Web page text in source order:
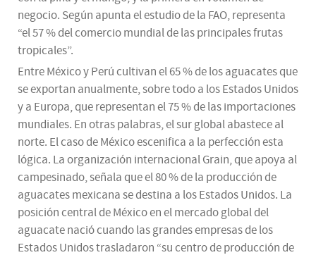
negocio. Según apunta el estudio de la FAO, representa
“el 57 % del comercio mundial de las principales frutas
tropicales”.
Entre México y Perú cultivan el 65 % de los aguacates que
se exportan anualmente, sobre todo a los Estados Unidos
y a Europa, que representan el 75 % de las importaciones
mundiales. En otras palabras, el sur global abastece al
norte. El caso de México escenifica a la perfección esta
lógica. La organización internacional Grain, que apoya al
campesinado, señala que el 80 % de la producción de
aguacates mexicana se destina a los Estados Unidos. La
posición central de México en el mercado global del
aguacate nació cuando las grandes empresas de los
Estados Unidos trasladaron “su centro de producción de